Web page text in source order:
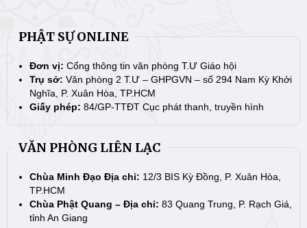
PHẬT SỰ ONLINE
Đơn vị: Cổng thông tin văn phòng T.Ư Giáo hội
Trụ sở: Văn phòng 2 T.Ư – GHPGVN – số 294 Nam Kỳ Khởi
Nghĩa, P. Xuân Hòa, TP.HCM
Giấy phép: 84/GP-TTĐT Cục phát thanh, truyền hình
VĂN PHÒNG LIÊN LẠC
Chùa Minh Đạo Địa chỉ: 12/3 BIS Kỳ Đồng, P. Xuân Hòa,
TP.HCM
Chùa Phật Quang – Địa chỉ: 83 Quang Trung, P. Rạch Giá,
tỉnh An Giang